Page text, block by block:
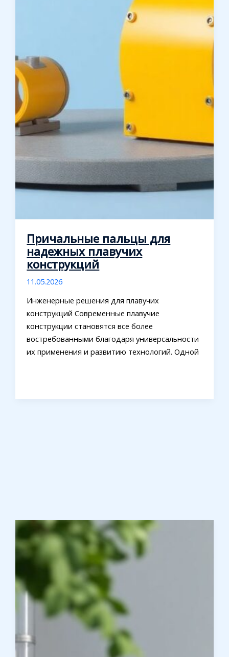
Причальные пальцы для
надежных плавучих
конструкций
11.05.2026
Инженерные решения для плавучих
конструкций Современные плавучие
конструкции становятся все более
востребованными благодаря универсальности
их применения и развитию технологий. Одной